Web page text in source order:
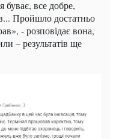
буває, все добре,
Пройшло достатньо
- розповідає вона,
– результатів ще